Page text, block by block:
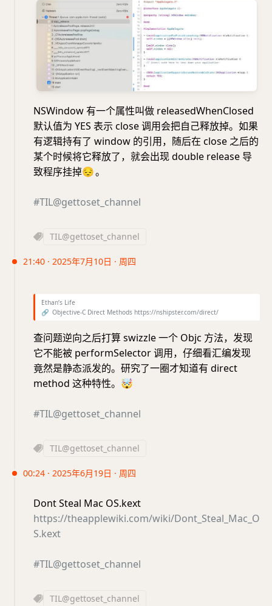
NSWindow 有一个属性叫做 releasedWhenClosed
默认值为 YES 表示 close 调用会把自己释放掉。如果
有逻辑持有了 window 的引用，随后在 close 之后的
某个时候将它释放了，就会出现 double release 导
致程序挂掉😔。
#TIL@gettoset_channel
TIL@gettoset_channel
21:40 · 2025年7月10日 · 周四
Ethan’s Life
🔗 Objective-C Direct Methods https://nshipster.com/direct/
查问题逆向之后打算 swizzle 一个 Objc 方法，发现
它不能被 performSelector 调用，仔细看汇编发现
竟然是静态派发的。研究了一圈才知道有 direct
method 这种特性。 🤯
#TIL@gettoset_channel
TIL@gettoset_channel
00:24 · 2025年6月19日 · 周四
Dont Steal Mac OS.kext
https://theapplewiki.com/wiki/Dont_Steal_Mac_O
S.kext
#TIL@gettoset_channel
TIL@gettoset_channel